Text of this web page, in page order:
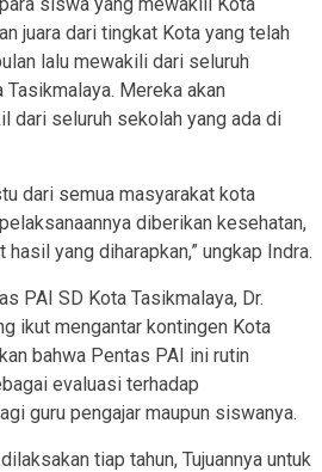
juara dari tingkat Kota yang telah
lalu mewakili dari seluruh
Mereka akan
dari seluruh sekolah yang ada di
dari semua masyarakat kota
diberikan kesehatan,
yang diharapkan,” ungkap Indra.
PAI SD Kota Tasikmalaya, Dr.
ikut mengantar kontingen Kota
bahwa Pentas PAI ini rutin
evaluasi terhadap
guru pengajar maupun siswanya.
tiap tahun, Tujuannya untuk